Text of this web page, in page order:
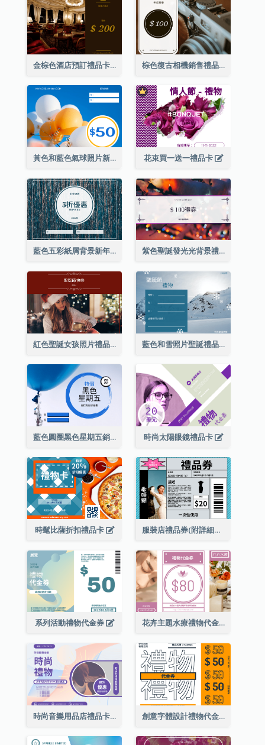
金棕色酒店預訂禮品卡 棕色復古相機銷售禮品卡
黃色和藍色氣球照片新年禮品卡 花束買一送一禮品卡
藍色五彩紙屑背景新年銷售禮品卡 紫色聖誕發光光背景禮品卡
紅色聖誕女孩照片禮品卡 藍色和雪照片聖誕禮品卡
藍色圓圈黑色星期五銷售禮品卡 時尚太陽眼鏡禮品卡
時髦比薩折扣禮品卡 服裝店禮品券(附詳細資訊)
系列活動禮物代金券 花卉主題水療禮物代金券
時尚音樂用品店禮品卡 創意字體設計禮物代金券